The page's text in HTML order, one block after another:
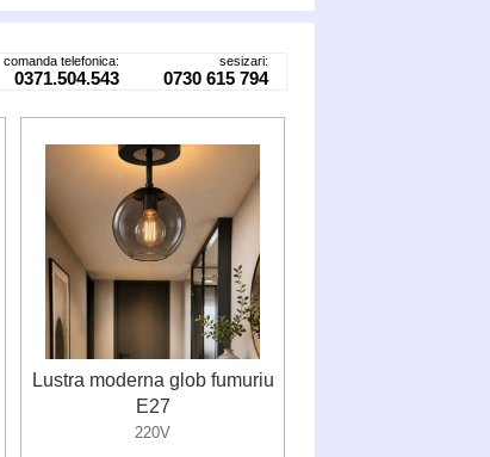
comanda telefonica:
0371.504.543
sesizari:
0730 615 794
Lustra moderna glob fumuriu
E27
220V